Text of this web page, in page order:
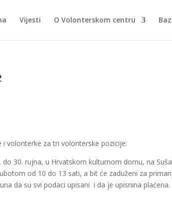
Vijesti O Volonterskom centru
volonterke za tri volonterske pozicije:
30. rujna, u Hrvatskom kulturnom domu, na
od 10 do 13 sati, a bit će zaduženi za
da su svi podaci upisani i da je upisnina plaćena.